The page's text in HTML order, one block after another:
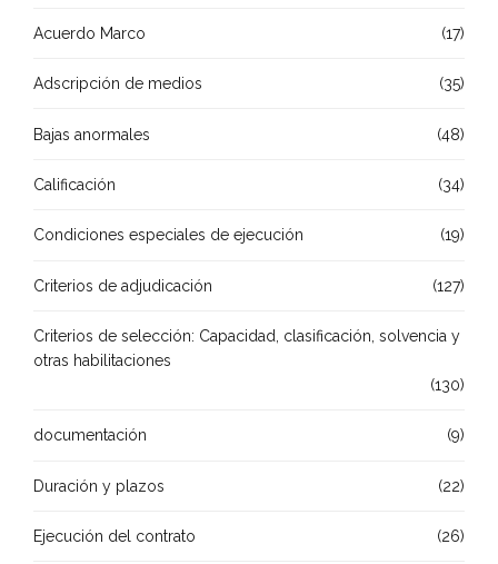
Acuerdo Marco (17)
Adscripción de medios (35)
Bajas anormales (48)
Calificación (34)
Condiciones especiales de ejecución (19)
Criterios de adjudicación (127)
Criterios de selección: Capacidad, clasificación, solvencia y
otras habilitaciones
(130)
documentación (9)
Duración y plazos (22)
Ejecución del contrato (26)